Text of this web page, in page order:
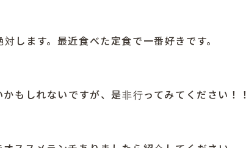
対します。最近食べた定食で一番好きです。
もしれないですが、是非行ってみてください！！